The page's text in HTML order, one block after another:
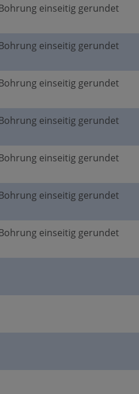
einseitig gerundet
einseitig gerundet
einseitig gerundet
einseitig gerundet
einseitig gerundet
einseitig gerundet
einseitig gerundet